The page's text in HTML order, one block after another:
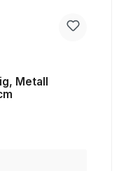
Metall